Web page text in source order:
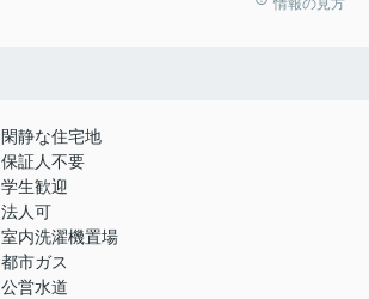
情報の見方
閑静な住宅地
保証人不要
学生歓迎
法人可
室内洗濯機置場
都市ガス
公営水道